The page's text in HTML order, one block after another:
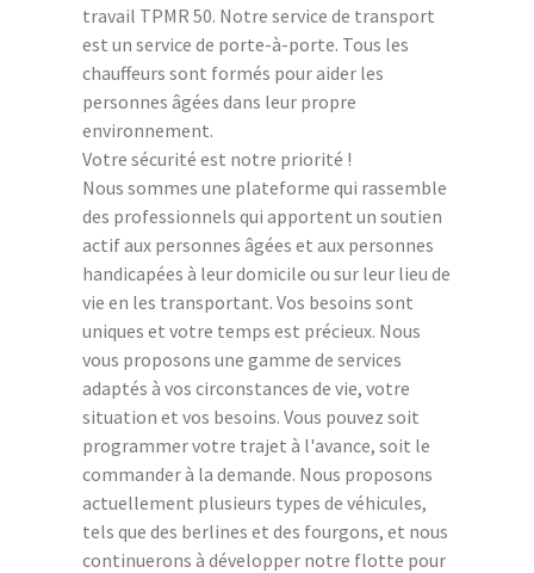
travail TPMR 50. Notre service de transport
est un service de porte-à-porte. Tous les
chauffeurs sont formés pour aider les
personnes âgées dans leur propre
environnement.
Votre sécurité est notre priorité !
Nous sommes une plateforme qui rassemble
des professionnels qui apportent un soutien
actif aux personnes âgées et aux personnes
handicapées à leur domicile ou sur leur lieu de
vie en les transportant. Vos besoins sont
uniques et votre temps est précieux. Nous
vous proposons une gamme de services
adaptés à vos circonstances de vie, votre
situation et vos besoins. Vous pouvez soit
programmer votre trajet à l'avance, soit le
commander à la demande. Nous proposons
actuellement plusieurs types de véhicules,
tels que des berlines et des fourgons, et nous
continuerons à développer notre flotte pour